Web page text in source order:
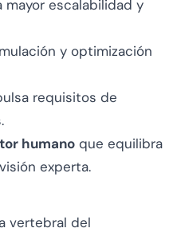
mayor escalabilidad y
y optimización
requisitos de
humano que equilibra
experta.
vertebral del